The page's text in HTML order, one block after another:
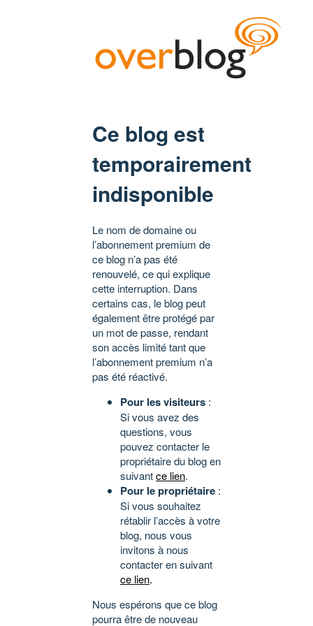
Ce blog est
temporairement
indisponible
Le nom de domaine ou
l’abonnement premium de
ce blog n’a pas été
renouvelé, ce qui explique
cette interruption. Dans
certains cas, le blog peut
également être protégé par
un mot de passe, rendant
son accès limité tant que
l’abonnement premium n’a
pas été réactivé.
Pour les visiteurs :
Si vous avez des
questions, vous
pouvez contacter le
propriétaire du blog en
suivantce lien.
Pour le propriétaire :
Si vous souhaitez
rétablir l’accès à votre
blog, nous vous
invitons à nous
contacter en suivant
ce lien.
Nous espérons que ce blog
pourra être de nouveau